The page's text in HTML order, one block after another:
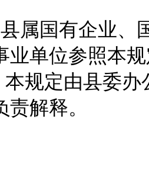
县属国有企业、
业单位参照本
本规定由县委办
解释。